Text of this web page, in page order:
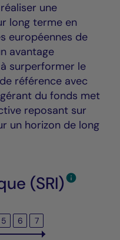
une
long terme en
européennes de
avantage
surperformer le
référence avec
du fonds met
reposant sur
un horizon de long
(SRI)
5 6 7